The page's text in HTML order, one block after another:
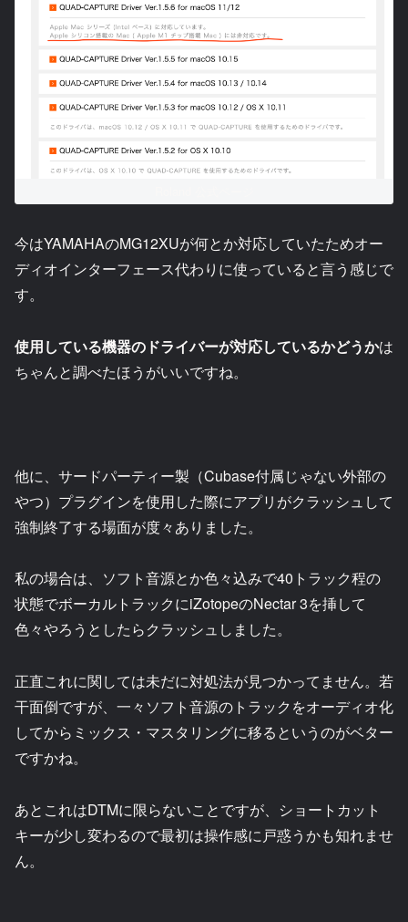
今はYAMAHAのMG12XUが何とか対応していたためオー
ディオインターフェース代わりに使っていると言う感じで
す。
使用している機器のドライバーが対応しているかどうかは
ちゃんと調べたほうがいいですね。
他に、サードパーティー製（Cubase付属じゃない外部の
やつ）プラグインを使用した際にアプリがクラッシュして
強制終了する場面が度々ありました。
私の場合は、ソフト音源とか色々込みで40トラック程の
状態でボーカルトラックにiZotopeのNectar 3を挿して
色々やろうとしたらクラッシュしました。
正直これに関しては未だに対処法が見つかってません。若
干面倒ですが、一々ソフト音源のトラックをオーディオ化
してからミックス・マスタリングに移るというのがベター
ですかね。
あとこれはDTMに限らないことですが、ショートカット
キーが少し変わるので最初は操作感に戸惑うかも知れませ
ん。